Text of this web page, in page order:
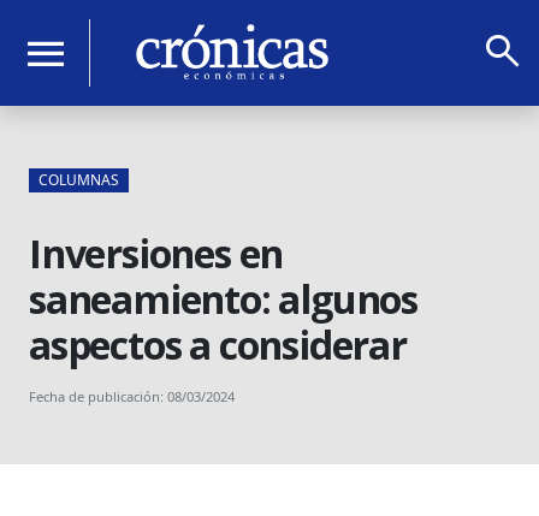
menu search
COLUMNAS
Inversiones en
saneamiento: algunos
aspectos a considerar
Fecha de publicación: 08/03/2024